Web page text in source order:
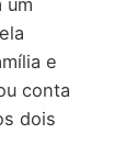
um
e
conta
dois